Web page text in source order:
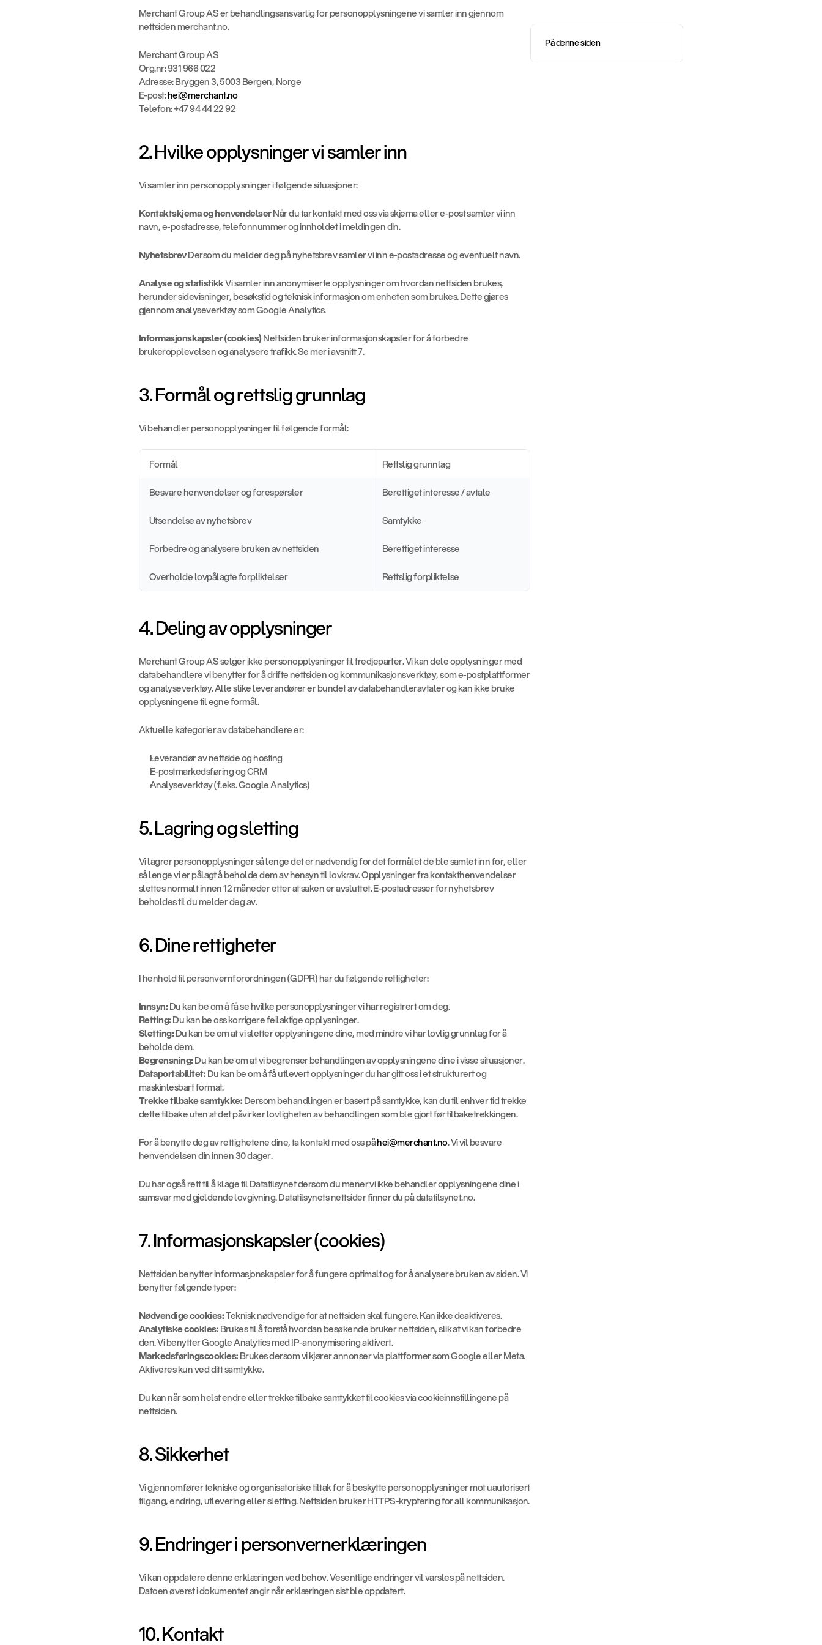
Merchant Group AS er behandlingsansvarlig for personopplysningene vi samler inn gjennom
nettsiden merchant.no.
Merchant Group AS
Org.nr: 931 966 022
Adresse: Bryggen 3, 5003 Bergen, Norge
E-post: hei@merchant.no
Telefon: +47 94 44 22 92
2. Hvilke opplysninger vi samler inn
Vi samler inn personopplysninger i følgende situasjoner:
Kontaktskjema og henvendelser Når du tar kontakt med oss via skjema eller e-post samler vi inn
navn, e-postadresse, telefonnummer og innholdet i meldingen din.
Nyhetsbrev Dersom du melder deg på nyhetsbrev samler vi inn e-postadresse og eventuelt navn.
Analyse og statistikk Vi samler inn anonymiserte opplysninger om hvordan nettsiden brukes,
herunder sidevisninger, besøkstid og teknisk informasjon om enheten som brukes. Dette gjøres
gjennom analyseverktøy som Google Analytics.
Informasjonskapsler (cookies) Nettsiden bruker informasjonskapsler for å forbedre
brukeropplevelsen og analysere trafikk. Se mer i avsnitt 7.
3. Formål og rettslig grunnlag
Vi behandler personopplysninger til følgende formål:
Formål Rettslig grunnlag
Besvare henvendelser og forespørsler Berettiget interesse / avtale
Utsendelse av nyhetsbrev Samtykke
Forbedre og analysere bruken av nettsiden Berettiget interesse
Overholde lovpålagte forpliktelser Rettslig forpliktelse
4. Deling av opplysninger
Merchant Group AS selger ikke personopplysninger til tredjeparter. Vi kan dele opplysninger med
databehandlere vi benytter for å drifte nettsiden og kommunikasjonsverktøy, som e-postplattformer
og analyseverktøy. Alle slike leverandører er bundet av databehandleravtaler og kan ikke bruke
opplysningene til egne formål.
Aktuelle kategorier av databehandlere er:
Leverandør av nettside og hosting
E-postmarkedsføring og CRM
Analyseverktøy (f.eks. Google Analytics)
5. Lagring og sletting
Vi lagrer personopplysninger så lenge det er nødvendig for det formålet de ble samlet inn for, eller
så lenge vi er pålagt å beholde dem av hensyn til lovkrav. Opplysninger fra kontakthenvendelser
slettes normalt innen 12 måneder etter at saken er avsluttet. E-postadresser for nyhetsbrev
beholdes til du melder deg av.
6. Dine rettigheter
I henhold til personvernforordningen (GDPR) har du følgende rettigheter:
Innsyn: Du kan be om å få se hvilke personopplysninger vi har registrert om deg.
Retting: Du kan be oss korrigere feilaktige opplysninger.
Sletting: Du kan be om at vi sletter opplysningene dine, med mindre vi har lovlig grunnlag for å
beholde dem.
Begrensning: Du kan be om at vi begrenser behandlingen av opplysningene dine i visse situasjoner.
Dataportabilitet: Du kan be om å få utlevert opplysninger du har gitt oss i et strukturert og
maskinlesbart format.
Trekke tilbake samtykke: Dersom behandlingen er basert på samtykke, kan du til enhver tid trekke
dette tilbake uten at det påvirker lovligheten av behandlingen som ble gjort før tilbaketrekkingen.
For å benytte deg av rettighetene dine, ta kontakt med oss på hei@merchant.no. Vi vil besvare
henvendelsen din innen 30 dager.
Du har også rett til å klage til Datatilsynet dersom du mener vi ikke behandler opplysningene dine i
samsvar med gjeldende lovgivning. Datatilsynets nettsider finner du på datatilsynet.no.
7. Informasjonskapsler (cookies)
Nettsiden benytter informasjonskapsler for å fungere optimalt og for å analysere bruken av siden. Vi
benytter følgende typer:
Nødvendige cookies: Teknisk nødvendige for at nettsiden skal fungere. Kan ikke deaktiveres.
Analytiske cookies: Brukes til å forstå hvordan besøkende bruker nettsiden, slik at vi kan forbedre
den. Vi benytter Google Analytics med IP-anonymisering aktivert.
Markedsføringscookies: Brukes dersom vi kjører annonser via plattformer som Google eller Meta.
Aktiveres kun ved ditt samtykke.
Du kan når som helst endre eller trekke tilbake samtykket til cookies via cookieinnstillingene på
nettsiden.
8. Sikkerhet
Vi gjennomfører tekniske og organisatoriske tiltak for å beskytte personopplysninger mot uautorisert
tilgang, endring, utlevering eller sletting. Nettsiden bruker HTTPS-kryptering for all kommunikasjon.
9. Endringer i personvernerklæringen
Vi kan oppdatere denne erklæringen ved behov. Vesentlige endringer vil varsles på nettsiden.
Datoen øverst i dokumentet angir når erklæringen sist ble oppdatert.
10. Kontakt
På denne siden